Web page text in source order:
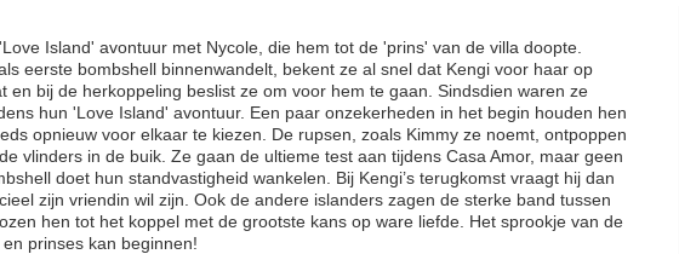
Island' avontuur met Nycole, die hem tot de 'prins' van de villa doopte.
eerste bombshell binnenwandelt, bekent ze al snel dat Kengi voor haar op
en bij de herkoppeling beslist ze om voor hem te gaan. Sindsdien waren ze
hun 'Love Island' avontuur. Een paar onzekerheden in het begin houden hen
opnieuw voor elkaar te kiezen. De rupsen, zoals Kimmy ze noemt, ontpoppen
vlinders in de buik. Ze gaan de ultieme test aan tijdens Casa Amor, maar geen
doet hun standvastigheid wankelen. Bij Kengi’s terugkomst vraagt hij dan
zijn vriendin wil zijn. Ook de andere islanders zagen de sterke band tussen
hen tot het koppel met de grootste kans op ware liefde. Het sprookje van de
prinses kan beginnen!